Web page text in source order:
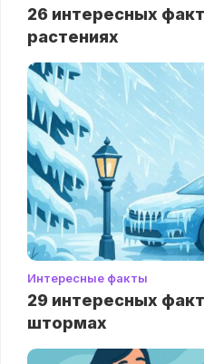
26 интересных
растениях
Интересные факты
29 интересных
штормах